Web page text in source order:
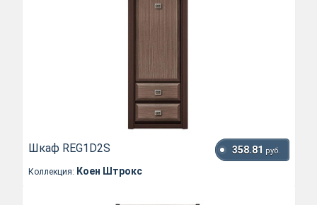
Шкаф REG1D2S 358.81 руб.
Коллекция: Коен Штрокс